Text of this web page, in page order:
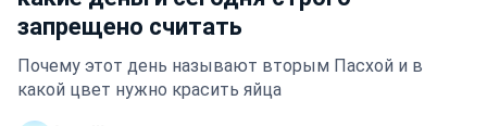
запрещено считать
Почему этот день называют вторым Пасхой и в
какой цвет нужно красить яйца